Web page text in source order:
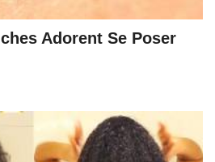
Adorent Se Poser